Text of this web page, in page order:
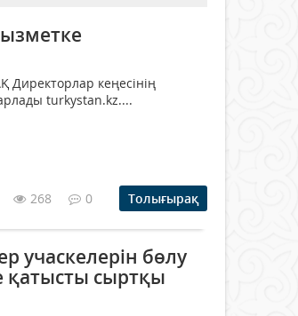
кеңесінің
turkystan.kz....
268 0 Толығырақ
учаскелерін бөлу
қатысты сыртқы